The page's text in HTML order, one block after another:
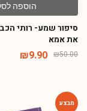
הוספה
סיפור שמע- רותי
את אמא
₪50.00
₪9.90